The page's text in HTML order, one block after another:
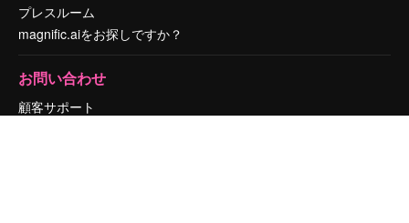
プレスルーム
magnific.aiをお探しですか？
お問い合わせ
顧客サポート